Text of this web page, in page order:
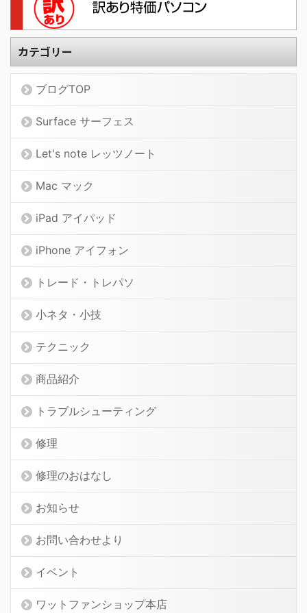
カテゴリー
ブログTOP
Surface サーフェス
Let's note レッツノート
Mac マック
iPad アイパッド
iPhone アイフォン
トレード・トレパソ
小ネタ・小技
テクニック
商品紹介
トラブルシューティング
修理
修理のおはなし
お知らせ
お問い合わせより
イベント
ワットファンショップ本店